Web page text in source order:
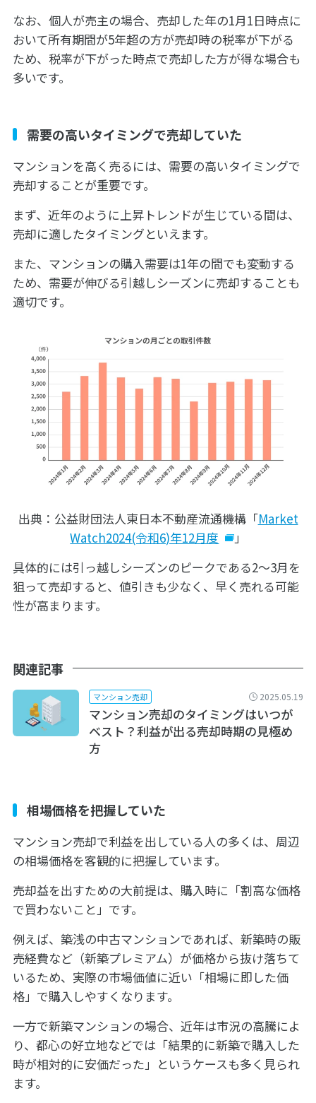
なお、個人が売主の場合、売却した年の1月1日時点に
おいて所有期間が5年超の方が売却時の税率が下がる
ため、税率が下がった時点で売却した方が得な場合も
多いです。
需要の高いタイミングで売却していた
マンションを高く売るには、需要の高いタイミングで
売却することが重要です。
まず、近年のように上昇トレンドが生じている間は、
売却に適したタイミングといえます。
また、マンションの購入需要は1年の間でも変動する
ため、需要が伸びる引越しシーズンに売却することも
適切です。
出典：公益財団法人東日本不動産流通機構「Market
Watch2024(令和6)年12月度
」
具体的には引っ越しシーズンのピークである2～3月を
狙って売却すると、値引きも少なく、早く売れる可能
性が高まります。
関連記事
マンション売却 2025.05.19
マンション売却のタイミングはいつが
ベスト？利益が出る売却時期の見極め
方
相場価格を把握していた
マンション売却で利益を出している人の多くは、周辺
の相場価格を客観的に把握しています。
売却益を出すための大前提は、購入時に「割高な価格
で買わないこと」です。
例えば、築浅の中古マンションであれば、新築時の販
売経費など（新築プレミアム）が価格から抜け落ちて
いるため、実際の市場価値に近い「相場に即した価
格」で購入しやすくなります。
一方で新築マンションの場合、近年は市況の高騰によ
り、都心の好立地などでは「結果的に新築で購入した
時が相対的に安価だった」というケースも多く見られ
ます。